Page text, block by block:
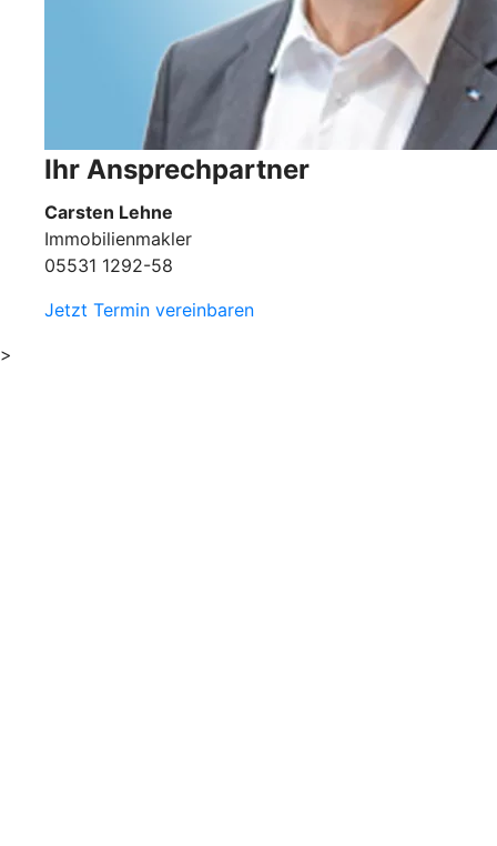
Ihr Ansprechpartner
Carsten Lehne
Immobilienmakler
05531 1292-58
Jetzt Termin vereinbaren
>